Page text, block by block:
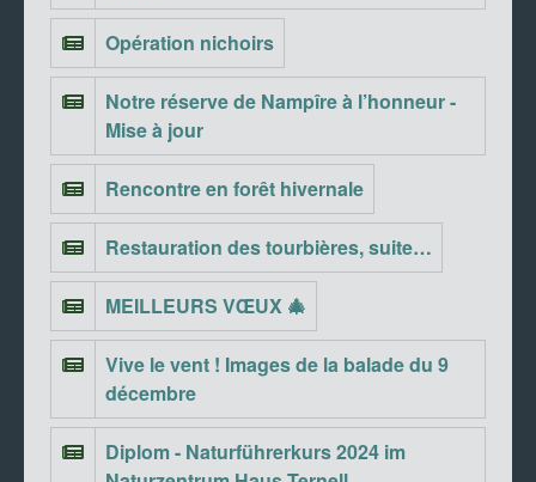
Opération nichoirs
Notre réserve de Nampîre à l’honneur -
Mise à jour
Rencontre en forêt hivernale
Restauration des tourbières, suite…
MEILLEURS VŒUX 🎄
Vive le vent ! Images de la balade du 9
décembre
Diplom - Naturführerkurs 2024 im